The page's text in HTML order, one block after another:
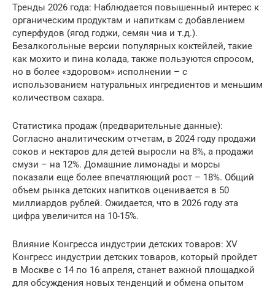
Тренды 2026 года: Наблюдается повышенный интерес к
органическим продуктам и напиткам с добавлением
суперфудов (ягод годжи, семян чиа и т.д.).
Безалкогольные версии популярных коктейлей, такие
как мохито и пина колада, также пользуются спросом,
но в более «здоровом» исполнении – с
использованием натуральных ингредиентов и меньшим
количеством сахара.
Статистика продаж (предварительные данные):
Согласно аналитическим отчетам, в 2024 году продажи
соков и нектаров для детей выросли на 8%, а продажи
смузи – на 12%. Домашние лимонады и морсы
показали еще более впечатляющий рост – 18%. Общий
объем рынка детских напитков оценивается в 50
миллиардов рублей. Ожидается, что в 2026 году эта
цифра увеличится на 10-15%.
Влияние Конгресса индустрии детских товаров: XV
Конгресс индустрии детских товаров, который пройдет
в Москве с 14 по 16 апреля, станет важной площадкой
для обсуждения новых тенденций и обмена опытом